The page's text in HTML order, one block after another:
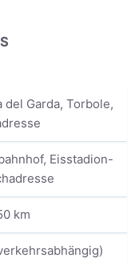
del Garda, Torbole,
Eisstadion-
km